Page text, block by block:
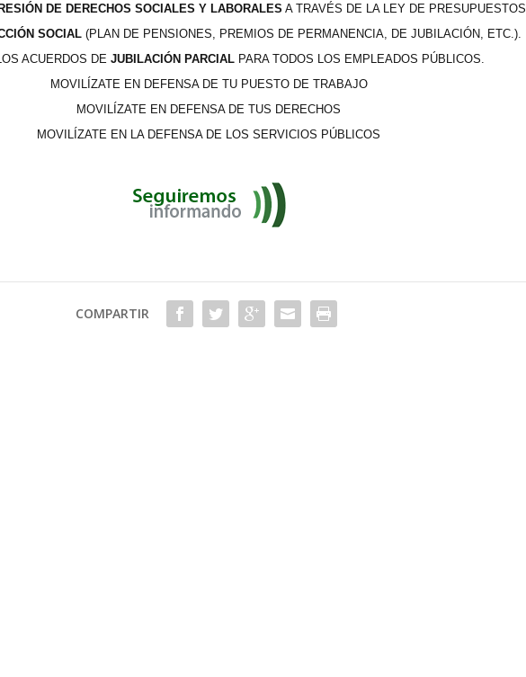
DE DERECHOS SOCIALES Y LABORALES A TRAVÉS DE LA LEY DE PRESUPUESTOS.
SOCIAL (PLAN DE PENSIONES, PREMIOS DE PERMANENCIA, DE JUBILACIÓN, ETC.).
ACUERDOS DE JUBILACIÓN PARCIAL PARA TODOS LOS EMPLEADOS PÚBLICOS.
MOVILÍZATE EN DEFENSA DE TU PUESTO DE TRABAJO
MOVILÍZATE EN DEFENSA DE TUS DERECHOS
MOVILÍZATE EN LA DEFENSA DE LOS SERVICIOS PÚBLICOS
COMPARTIR